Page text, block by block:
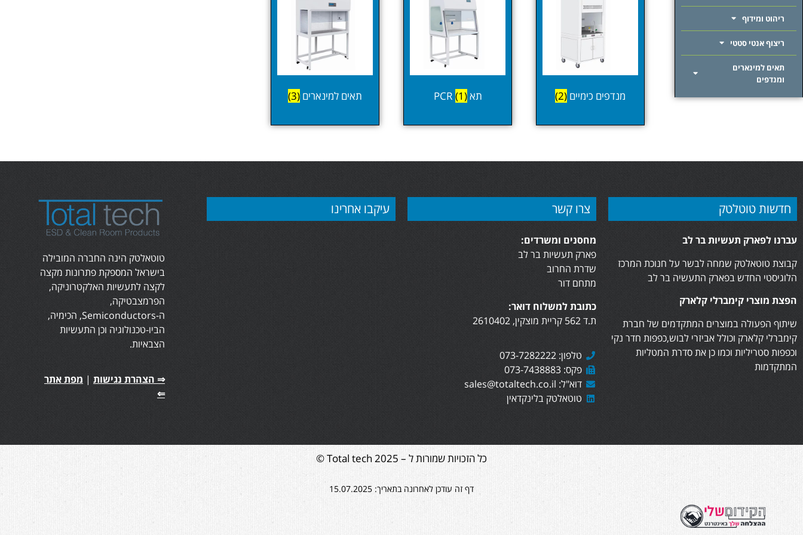
ריהוט ומידוף
ריצוף אנטי סטטי
תאים למינארים
ומנדפים
מנדפים כימיים(2) תא PCR(1) תאים למינארים (3)
חדשות טוטלטק
עברנו לפארק תעשיות בר לב
קבוצת טוטאלטק שמחה לבשר על חנוכת המרכז
הלוגיסטי החדש בפארק התעשיה בר לב
הפצת מוצרי קימברלי קלארק
שיתוף הפעולה במוצרים המתקדמים של חברת
קימברלי קלארק וכולל אביזרי לבוש,כפפות חדר נקי
וכפפות סטריליות וכמו כן את סדרת המטליות
המתקדמות
צרו קשר
מחסנים ומשרדים:
פארק תעשיות בר לב
שדרת החרוב
מתחם דור
כתובת למשלוח דואר:
ת.ד 562 קריית מוצקין, 2610402
טלפון: 073-7282222
פקס: 073-7438883
דוא"ל: sales@totaltech.co.il
טוטאלטק בלינקדאין
עיקבו אחרינו
טוטאלטק הינה החברה המובילה
בישראל המספקת פתרונות מקצה
לקצה לתעשיות האלקטרוניקה,
הפרמצבטיקה,
ה-Semiconductors, הכימיה,
הביו-טכנולוגיה וכן התעשיות
הצבאיות.
⇒ הצהרת נגישות | מפת אתר
⇐
כל הזכויות שמורות ל – Total tech 2025 ©
דף זה עודכן לאחרונה בתאריך: 15.07.2025